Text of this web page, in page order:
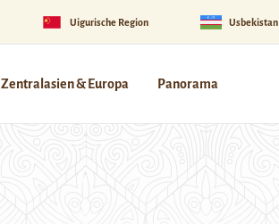
Uigurische Region Usbekistan
Zentralasien & Europa Panorama